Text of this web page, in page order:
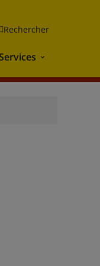
Rechercher
Services